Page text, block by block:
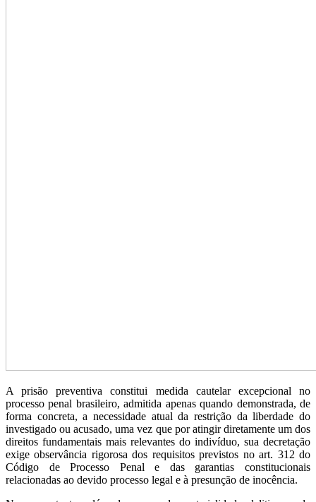
A prisão preventiva constitui medida cautelar excepcional no
processo penal brasileiro, admitida apenas quando demonstrada, de
forma concreta, a necessidade atual da restrição da liberdade do
investigado ou acusado, uma vez que por atingir diretamente um dos
direitos fundamentais mais relevantes do indivíduo, sua decretação
exige observância rigorosa dos requisitos previstos no art. 312 do
Código de Processo Penal e das garantias constitucionais
relacionadas ao devido processo legal e à presunção de inocência.